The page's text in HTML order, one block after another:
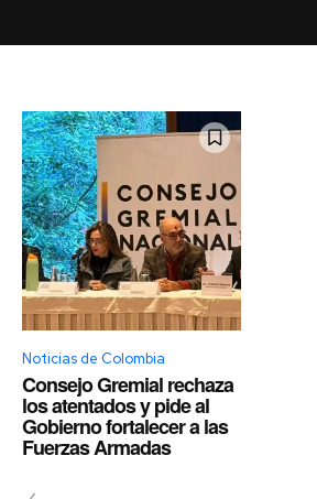
Noticias de Colombia
Consejo Gremial rechaza
los atentados y pide al
Gobierno fortalecer a las
Fuerzas Armadas